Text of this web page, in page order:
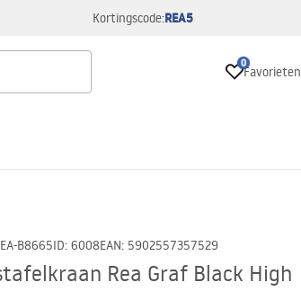
Kortingscode:REA5
0
Favorieten
B8665ID: 6008EAN: 5902557357529
Rea Graf Black High